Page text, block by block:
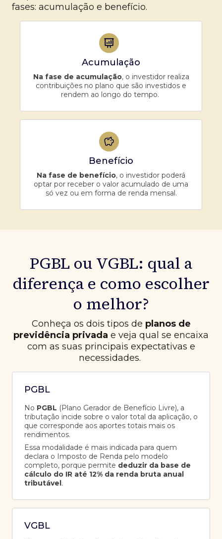
fases: acumulação e benefício.
Acumulação
Na fase de acumulação, o investidor realiza
contribuições no plano que são investidos e
rendem ao longo do tempo.
Benefício
Na fase de benefício, o investidor poderá
optar por receber o valor acumulado de uma
só vez ou em forma de renda mensal.
PGBL ou VGBL: qual a
diferença e como escolher
o melhor?
Conheça os dois tipos de planos de
previdência privada e veja qual se encaixa
com as suas principais expectativas e
necessidades.
PGBL
No PGBL (Plano Gerador de Benefício Livre), a
tributação incide sobre o valor total da aplicação, o
que corresponde aos aportes totais mais os
rendimentos.
Essa modalidade é mais indicada para quem
declara o Imposto de Renda pelo modelo
completo, porque permite deduzir da base de
cálculo do IR até 12% da renda bruta anual
tributável.
VGBL